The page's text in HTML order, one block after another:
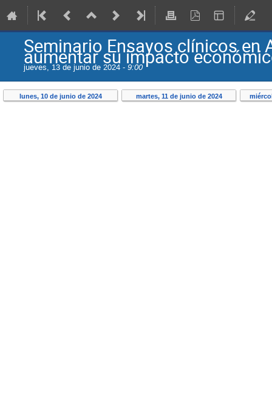
Seminario Ensayos clínicos en
aumentar su impacto
jueves, 13 de junio de 2024 - 9:00
lunes, 10 de junio de 2024 martes, 11 de junio de 2024